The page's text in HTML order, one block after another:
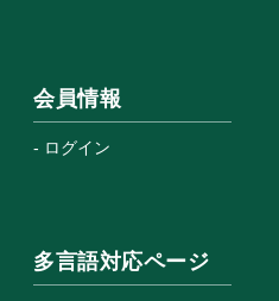
会員情報
ログイン
多言語対応ページ